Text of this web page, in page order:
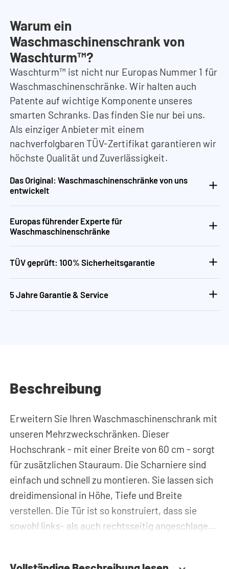
Warum ein
Waschmaschinenschrank von
Waschturm™?
Waschturm™ ist nicht nur Europas Nummer 1 für
Waschmaschinenschränke. Wir halten auch
Patente auf wichtige Komponente unseres
smarten Schranks. Das finden Sie nur bei uns.
Als einziger Anbieter mit einem
nachverfolgbaren TÜV-Zertifikat garantieren wir
höchste Qualität und Zuverlässigkeit.
Das Original: Waschmaschinenschränke von uns
entwickelt
Europas führender Experte für
Waschmaschinenschränke
TÜV geprüft: 100% Sicherheitsgarantie
5 Jahre Garantie & Service
Beschreibung
Erweitern Sie Ihren Waschmaschinenschrank mit
unseren Mehrzweckschränken. Dieser
Hochschrank - mit einer Breite von 60 cm - sorgt
für zusätzlichen Stauraum. Die Scharniere sind
einfach und schnell zu montieren. Sie lassen sich
dreidimensional in Höhe, Tiefe und Breite
verstellen. Die Tür ist so konstruiert, dass sie
sowohl links- als auch rechtsseitig angeschlagen